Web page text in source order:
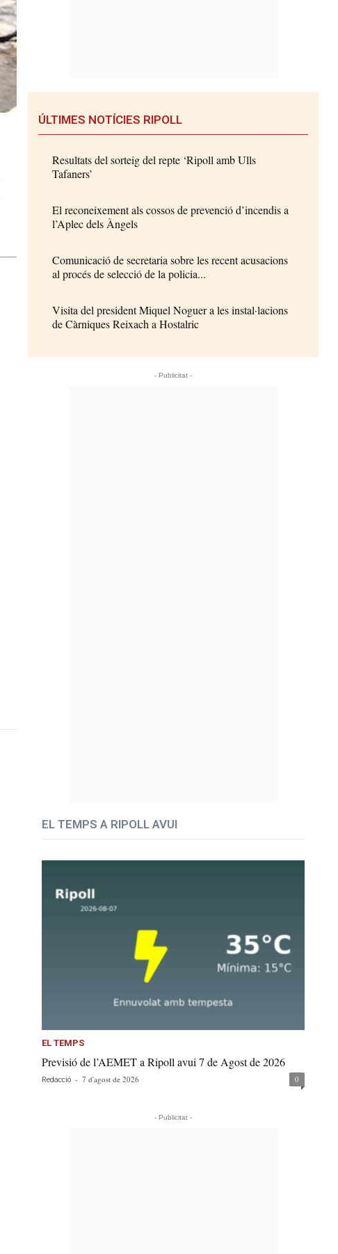
ÚLTIMES NOTÍCIES RIPOLL
Resultats del sorteig del repte ‘Ripoll amb Ulls
Tafaners’
El reconeixement als cossos de prevenció d’incendis a
l’Aplec dels Àngels
Comunicació de secretaria sobre les recent acusacions
al procés de selecció de la policia...
Visita del president Miquel Noguer a les instal·lacions
de Càrniques Reixach a Hostalric
- Publicitat -
EL TEMPS A RIPOLL AVUI
EL TEMPS
Previsió de l’AEMET a Ripoll avui 7 de Agost de 2026
Redacció - 7 d'agost de 2026 0
- Publicitat -